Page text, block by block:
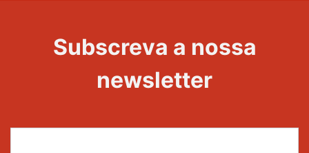
Subscreva a nossa
newsletter